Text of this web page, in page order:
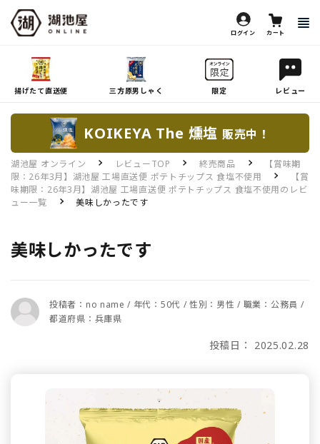
ログイン カート
揚げたて直送便 三方原男しゃく 限定 レビュー
KOIKEYA The 燻塩 販売中！
湖池屋 オンライン レビューTOP 終売商品
【賞味期
限：26年3月】湖池屋 工場直送便 ポテトチップス 食塩不使用
【賞
味期限：26年3月】湖池屋 工場直送便 ポテトチップス 食塩不使用のレビ
ュー一覧
美味しかったです
美味しかったです
投稿者：no name / 年代：50代 / 性別：男性 / 職業：公務員 /
都道府県：兵庫県
投稿日： 2025.02.28